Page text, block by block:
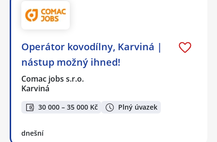
Operátor kovodílny, Karviná |
nástup možný ihned!
Comac jobs s.r.o.
Karviná
30 000 – 35 000 Kč Plný úvazek
dnešní